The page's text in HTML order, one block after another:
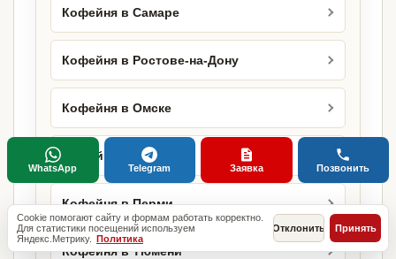
Кофейня в Самаре
Кофейня в Ростове-на-Дону
Кофейня в Омске
Кофейня в Воронеже
Кофейня в Перми
Кофейня в Тюмени
Cookie помогают сайту и формам работать корректно.
Для статистики посещений используем
Яндекс.Метрику. Политика
Отклонить Принять
WhatsApp Telegram Заявка Позвонить